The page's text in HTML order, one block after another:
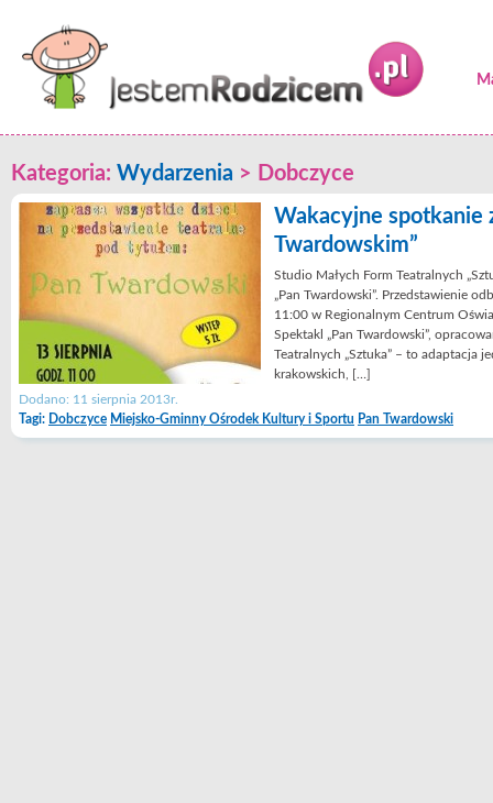
Kategoria: Wydarzenia > Dobczyce
Wakacyjne spotkanie
Twardowskim”
Studio Małych Form Teatralnych
„Pan Twardowski”. Przedstawienie
11:00 w Regionalnym Centrum
Spektakl „Pan Twardowski”,
Teatralnych „Sztuka” – to adaptacja
krakowskich, […]
Dodano: 11 sierpnia 2013r.
Tagi: Dobczyce Miejsko-Gminny Ośrodek Kultury i Sportu Pan Twardowski